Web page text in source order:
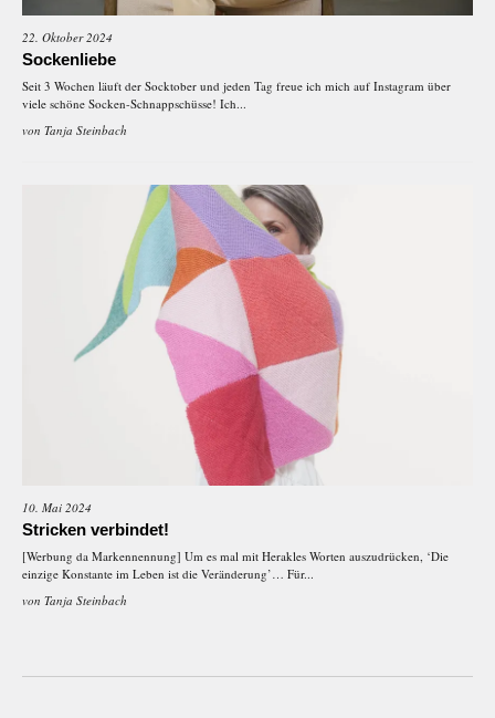
22. Oktober 2024
Sockenliebe
Seit 3 Wochen läuft der Socktober und jeden Tag freue ich mich auf Instagram über
viele schöne Socken-Schnappschüsse! Ich...
von Tanja Steinbach
10. Mai 2024
Stricken verbindet!
[Werbung da Markennennung] Um es mal mit Herakles Worten auszudrücken, ‘Die
einzige Konstante im Leben ist die Veränderung’… Für...
von Tanja Steinbach